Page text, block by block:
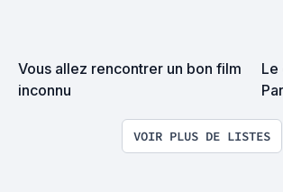
Vous allez rencontrer un bon film
inconnu
Le
VOIR PLUS DE LISTES